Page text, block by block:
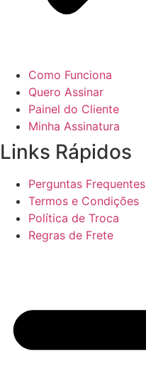
Como Funciona
Quero Assinar
Painel do Cliente
Minha Assinatura
Links Rápidos
Perguntas Frequentes
Termos e Condições
Política de Troca
Regras de Frete